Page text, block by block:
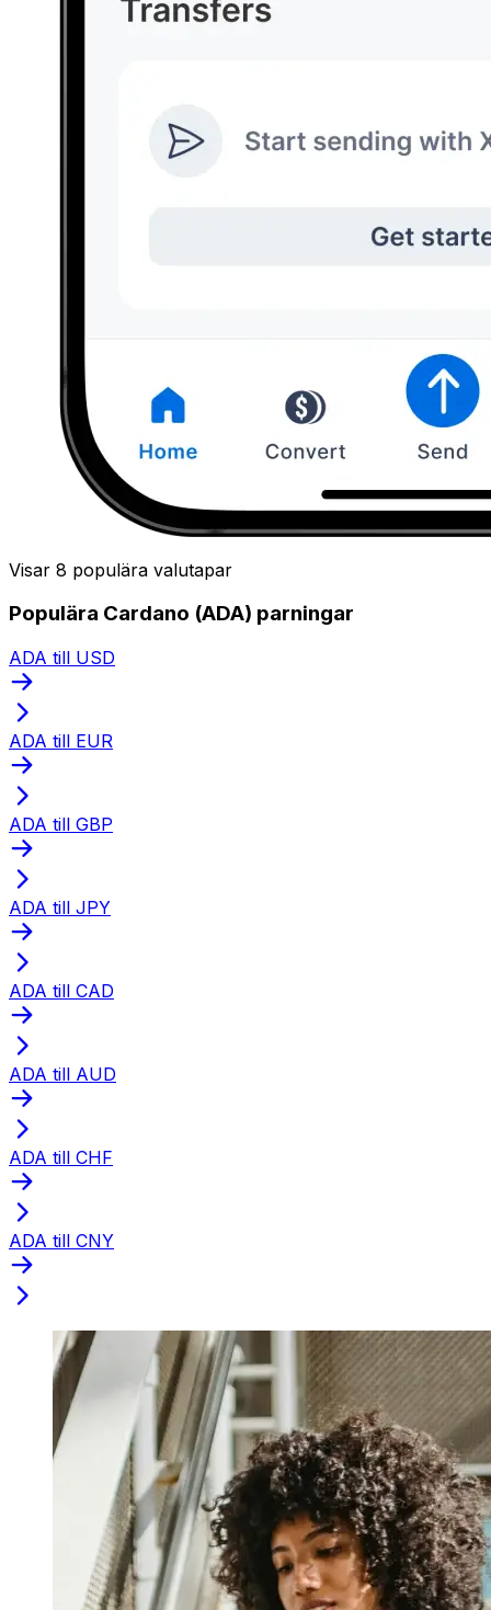
Visar 8 populära valutapar
Populära Cardano (ADA) parningar
ADA till USD
ADA till EUR
ADA till GBP
ADA till JPY
ADA till CAD
ADA till AUD
ADA till CHF
ADA till CNY